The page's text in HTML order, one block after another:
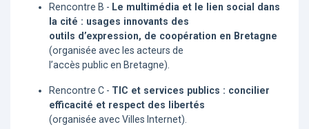
Rencontre B - Le multimédia et le lien social dans
la cité : usages innovants des
outils d’expression, de coopération en Bretagne
(organisée avec les acteurs de
l’accès public en Bretagne).
Rencontre C - TIC et services publics : concilier
efficacité et respect des libertés
(organisée avec Villes Internet).